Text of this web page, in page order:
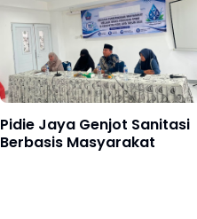
Pidie Jaya Genjot Sanitasi
Berbasis Masyarakat